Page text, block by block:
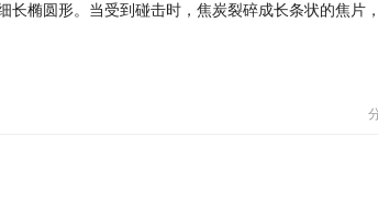
长椭圆形。当受到碰击时，焦炭裂碎成长条状的焦片